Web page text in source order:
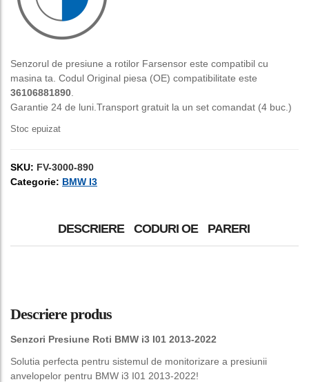
fost:
250,00 lei.
Senzorul de presiune a rotilor Farsensor este compatibil cu
masina ta. Codul Original piesa (OE) compatibilitate este
36106881890
Garantie 24 de luni.Transport gratuit la un set comandat (4 buc.)
Stoc epuizat
SKU: FV-3000-890
Categorie: BMW I3
DESCRIERE CODURI OE PARERI
Descriere produs
Senzori Presiune Roti BMW i3 I01 2013-2022
Solutia perfecta pentru sistemul de monitorizare a presiunii
anvelopelor pentru BMW i3 I01 2013-2022!